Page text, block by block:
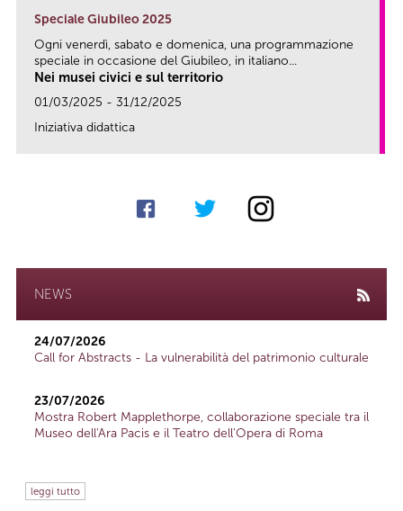
Speciale Giubileo 2025
Ogni venerdì, sabato e domenica, una programmazione
speciale in occasione del Giubileo, in italiano...
Nei musei civici e sul territorio
01/03/2025 - 31/12/2025
Iniziativa didattica
NEWS
24/07/2026
Call for Abstracts - La vulnerabilità del patrimonio culturale
23/07/2026
Mostra Robert Mapplethorpe, collaborazione speciale tra il
Museo dell'Ara Pacis e il Teatro dell'Opera di Roma
leggi tutto